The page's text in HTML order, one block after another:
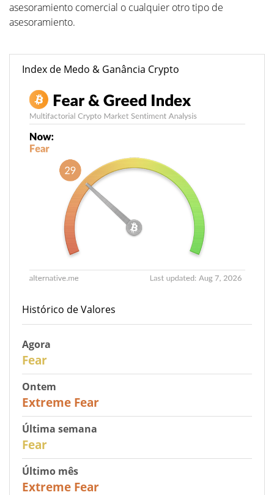
asesoramiento comercial o cualquier otro tipo de
asesoramiento.
Index de Medo & Ganância Crypto
Histórico de Valores
Agora
Fear
Ontem
Extreme Fear
Última semana
Fear
Último mês
Extreme Fear